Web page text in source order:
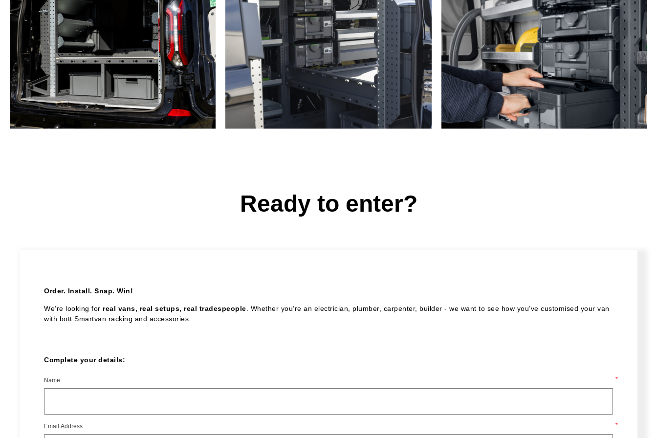
Ready to enter?
Order. Install. Snap. Win!
We’re looking for real vans, real setups, real tradespeople . Whether you’re an electrician, plumber, carpenter, builder - we want to see how you’ve customised your van
with bott Smartvan racking and accessories.
Complete your details:
Name
Email Address